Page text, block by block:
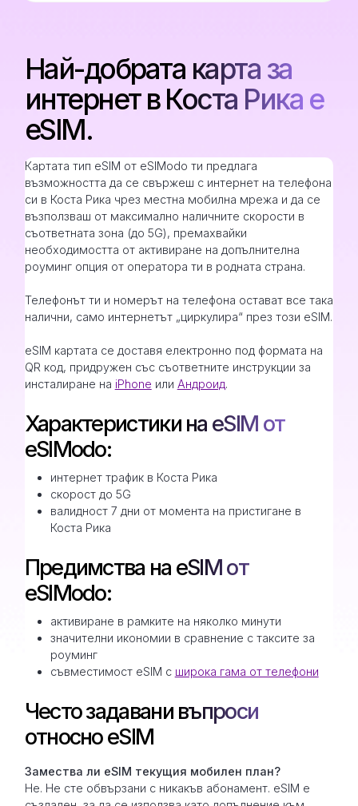
Най-добрата карта за
интернет в Коста Рика е
eSIM.
Картата тип eSIM от eSIModo ти предлага
възможността да се свържеш с интернет на телефона
си в Коста Рика чрез местна мобилна мрежа и да се
възползваш от максимално наличните скорости в
съответната зона (до 5G), премахвайки
необходимостта от активиране на допълнителна
роуминг опция от оператора ти в родната страна.
Телефонът ти и номерът на телефона остават все така
налични, само интернетът „циркулира“ през този eSIM.
eSIM картата се доставя електронно под формата на
QR код, придружен със съответните инструкции за
инсталиране на iPhone или Андроид.
Характеристики на eSIM от
eSIModo:
интернет трафик в Коста Рика
скорост до 5G
валидност 7 дни от момента на пристигане в
Коста Рика
Предимства на eSIM от
eSIModo:
активиране в рамките на няколко минути
значителни икономии в сравнение с таксите за
роуминг
съвместимост eSIM с широка гама от телефони
Често задавани въпроси
относно eSIM
Замествa ли eSIM текущия мобилен план?
Не. Не сте обвързани с никакъв абонамент. eSIM е